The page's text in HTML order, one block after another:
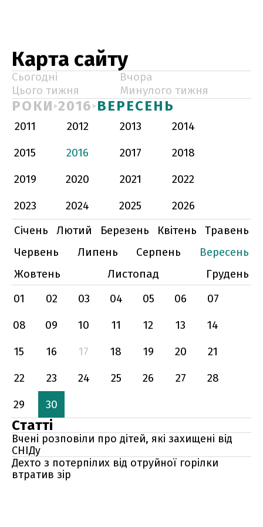
Карта сайту
Сьогодні
Вчора
Цього тижня
Минулого тижня
РОКИ 2016 ВЕРЕСЕНЬ
2011 2012 2013
2014
2015
2016 2017
2018
2019
2020 2021
2022
2023
2024 2025
2026
Січень
Лютий Березень Квітень
Травень
Червень
Липень Серпень
Вересень
Жовтень
Листопад
Грудень
01
02 03 04 05 06
07
08
09 10 11 12 13
14
15
16 17 18 19 20
21
22
23 24 25 26 27
28
29
30
Статті
Вчені розповіли про дітей, які захищені від
СНІДу
Дехто з потерпілих від отруйної горілки
втратив зір